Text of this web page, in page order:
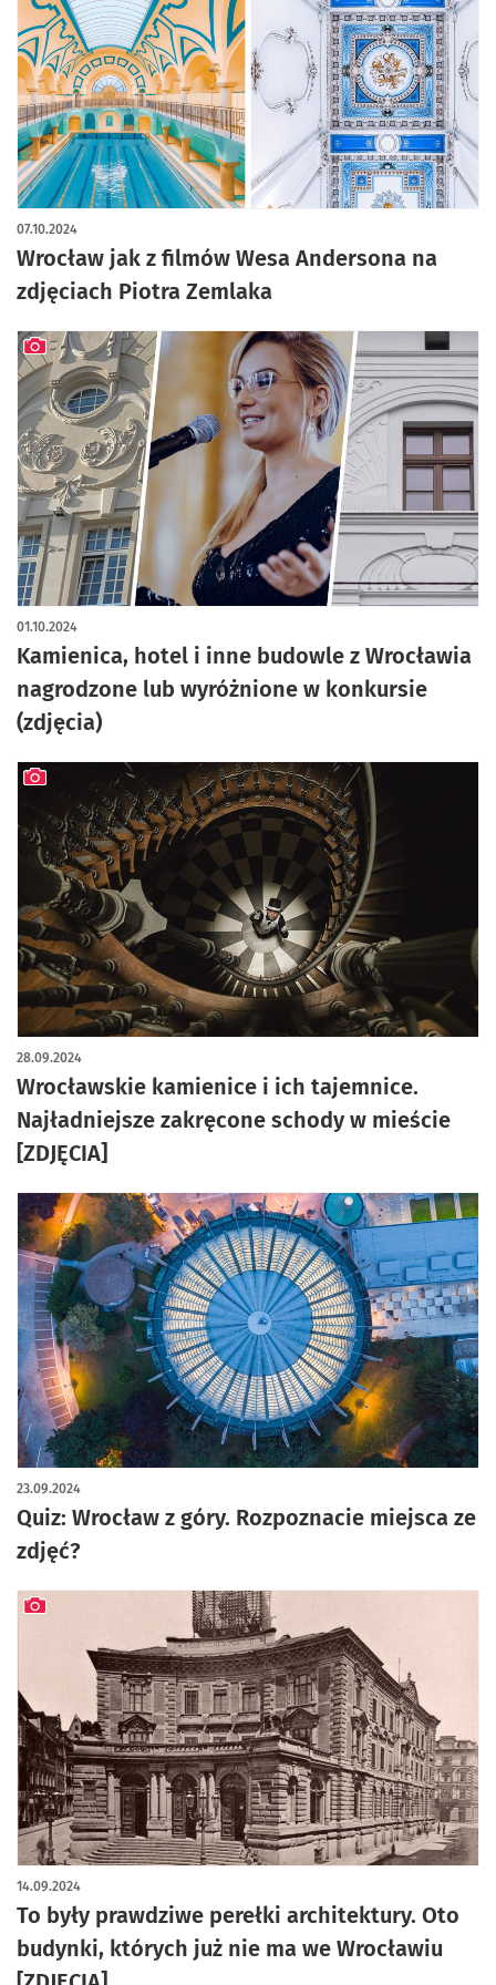
Wrocław jak z filmów Wesa Andersona na
zdjęciach Piotra Zemlaka
07.10.2024
artykuł z galerią zdjęć
Kamienica, hotel i inne budowle z Wrocławia
nagrodzone lub wyróżnione w konkursie
(zdjęcia)
01.10.2024
artykuł z galerią zdjęć
Wrocławskie kamienice i ich tajemnice.
Najładniejsze zakręcone schody w mieście
[ZDJĘCIA]
28.09.2024
artykuł z galerią zdjęć
Quiz: Wrocław z góry. Rozpoznacie miejsca ze
zdjęć?
23.09.2024
To były prawdziwe perełki architektury. Oto
budynki, których już nie ma we Wrocławiu
14.09.2024
artykuł z galerią zdjęć